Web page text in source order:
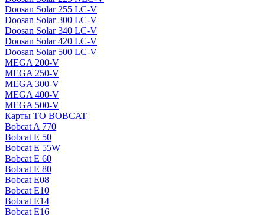
Doosan Solar 255 LC-V
Doosan Solar 300 LC-V
Doosan Solar 340 LC-V
Doosan Solar 420 LC-V
Doosan Solar 500 LC-V
MEGA 200-V
MEGA 250-V
MEGA 300-V
MEGA 400-V
MEGA 500-V
Карты ТО BOBCAT
Bobcat A 770
Bobcat E 50
Bobcat E 55W
Bobcat E 60
Bobcat E 80
Bobcat E08
Bobcat E10
Bobcat E14
Bobcat E16